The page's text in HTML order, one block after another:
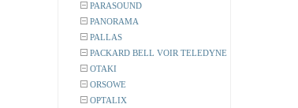
PARASOUND
PANORAMA
PALLAS
PACKARD BELL VOIR TELEDYNE
OTAKI
ORSOWE
OPTALIX